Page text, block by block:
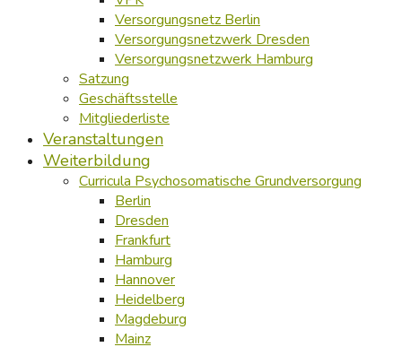
Versorgungsnetz Berlin
Versorgungsnetzwerk Dresden
Versorgungsnetzwerk Hamburg
Satzung
Geschäftsstelle
Mitgliederliste
Veranstaltungen
Weiterbildung
Curricula Psychosomatische Grundversorgung
Berlin
Dresden
Frankfurt
Hamburg
Hannover
Heidelberg
Magdeburg
Mainz